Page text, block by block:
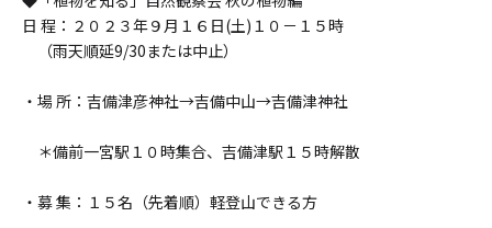
日 程：２０２３年９月１６日(土)１０－１５時
（雨天順延9/30または中止）
・場 所：吉備津彦神社→吉備中山→吉備津神社
＊備前一宮駅１０時集合、吉備津駅１５時解散
・募 集：１５名（先着順）軽登山できる方